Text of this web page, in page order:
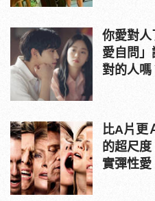
你愛對人
愛自問
對的人嗎
比A片更
的超尺
實彈性愛